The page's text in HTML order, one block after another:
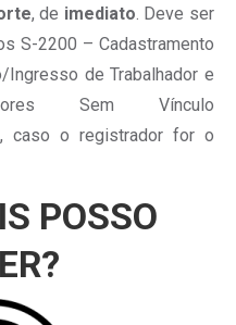
, de imediato. Deve ser
S-2200 – Cadastramento
de Trabalhador e
Sem Vínculo
caso o registrador for o
POSSO